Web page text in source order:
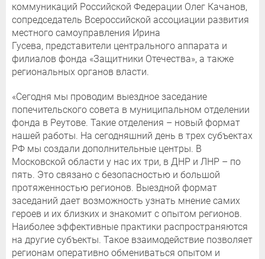
коммуникаций Российской Федерации Олег Качанов,
сопредседатель Всероссийской ассоциации развития
местного самоуправления Ирина
Гусева, представители центрального аппарата и
филиалов фонда «Защитники Отечества», а также
региональных органов власти.
«Сегодня мы проводим выездное заседание
попечительского совета в муниципальном отделении
фонда в Реутове. Такие отделения – новый формат
нашей работы. На сегодняшний день в трех субъектах
РФ мы создали дополнительные центры. В
Московской области у нас их три, в ДНР и ЛНР – по
пять. Это связано с безопасностью и большой
протяженностью регионов. Выездной формат
заседаний дает возможность узнать мнение самих
героев и их близких и знакомит с опытом регионов.
Наиболее эффективные практики распространяются
на другие субъекты. Такое взаимодействие позволяет
регионам оперативно обмениваться опытом и